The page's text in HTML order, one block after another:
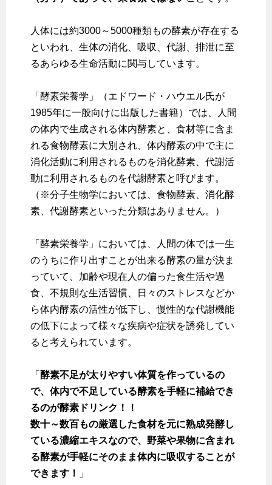
人体には約3000～5000種類もの酵素が存在する
といわれ、生体の消化、吸収、代謝、排泄に至
るあらゆる生命活動に関与しています。
「酵素栄養学」（エドワード・ハウエル氏が
1985年に一般向けに出版した書籍）では、人間
の体内で生成される体内酵素と、食材等に含ま
れる食物酵素に大別され、体内酵素の中で主に
消化活動に利用されるものを消化酵素、代謝活
動に利用されるものを代謝酵素と呼びます。
（※分子生物学においては、食物酵素、消化酵
素、代謝酵素といった分類はありません。）
「酵素栄養学」においては、人間の体では一生
のうちに作り出すことが出来る酵素の量が決ま
っていて、加齢や現在人の偏った食生活や過
食、不規則な生活習慣、日々のストレスなどか
ら体内酵素の活性が低下し、慢性的な代謝機能
の低下によって様々な疾病や症状を誘発してい
ると考えられています。
「 酵素不足が太りやすい体質を作っているの
で、体内で不足している酵素を手軽に補給でき
るのが酵素ドリンク！！
数十～数百もの厳選した食材を元に熟成発酵し
ている濃縮エキスなので、野菜や果物に含まれ
る酵素が手軽にそのまま体内に吸収することが
できます！
」